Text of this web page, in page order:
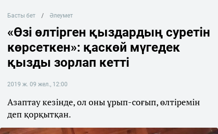
Басты бет Әлеумет
«Өзі өлтірген қыздардың суретін
көрсеткен»: қаскөй мүгедек
қызды зорлап кетті
2019 ж. 09 жел., 12:00
Азаптау кезінде, ол оны ұрып-соғып, өлтіремін
деп қорқытқан.